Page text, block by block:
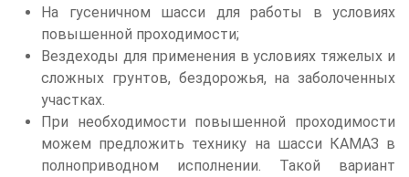
На гусеничном шасси для работы в условиях
повышенной проходимости;
Вездеходы для применения в условиях тяжелых и
сложных грунтов, бездорожья, на заболоченных
участках.
При необходимости повышенной проходимости
можем предложить технику на шасси КАМАЗ в
полноприводном исполнении. Такой вариант